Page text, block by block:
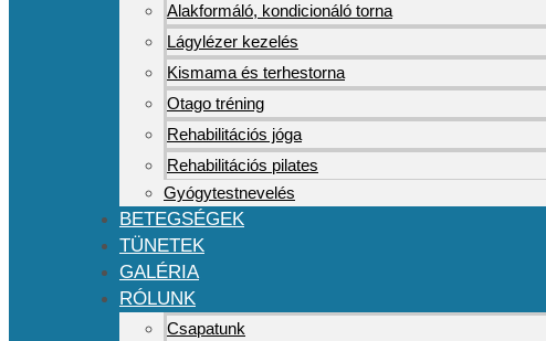
Alakformáló, kondicionáló torna
Lágylézer kezelés
Kismama és terhestorna
Otago tréning
Rehabilitációs jóga
Rehabilitációs pilates
Gyógytestnevelés
BETEGSÉGEK
TÜNETEK
GALÉRIA
RÓLUNK
Csapatunk